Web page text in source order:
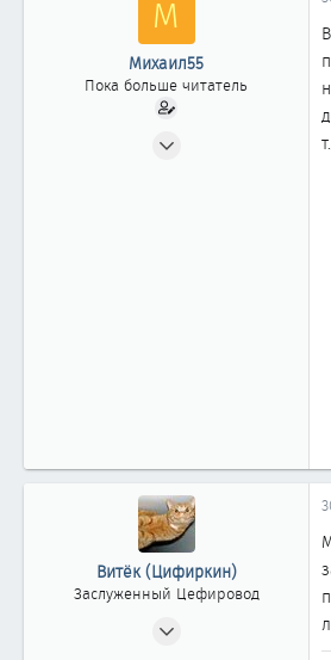
М
Михаил55
Пока больше читатель
Витёк (Цифиркин)
Заслуженный Цефировод